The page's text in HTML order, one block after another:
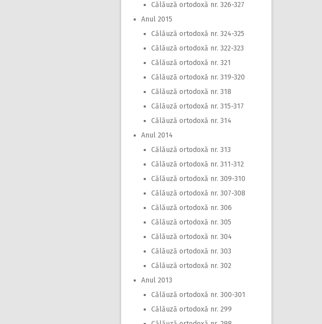
Călăuză ortodoxă nr. 326-327
Anul 2015
Călăuză ortodoxă nr. 324-325
Călăuză ortodoxă nr. 322-323
Călăuză ortodoxă nr. 321
Călăuză ortodoxă nr. 319-320
Călăuză ortodoxă nr. 318
Călăuză ortodoxă nr. 315-317
Călăuză ortodoxă nr. 314
Anul 2014
Călăuză ortodoxă nr. 313
Călăuză ortodoxă nr. 311-312
Călăuză ortodoxă nr. 309-310
Călăuză ortodoxă nr. 307-308
Călăuză ortodoxă nr. 306
Călăuză ortodoxă nr. 305
Călăuză ortodoxă nr. 304
Călăuză ortodoxă nr. 303
Călăuză ortodoxă nr. 302
Anul 2013
Călăuză ortodoxă nr. 300-301
Călăuză ortodoxă nr. 299